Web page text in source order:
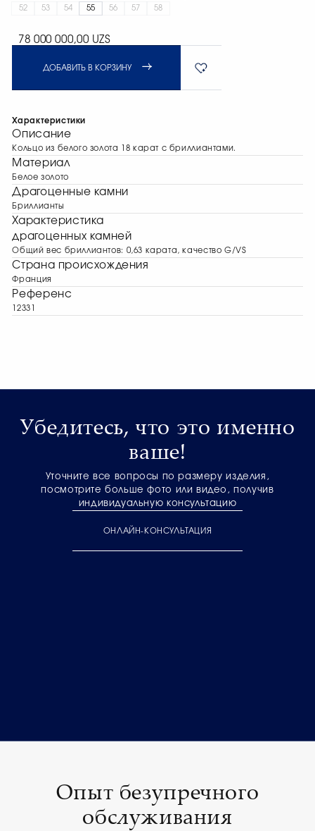
52
53 54 55 56 57 58
78 000 000,00 UZS
ДОБАВИТЬ В КОРЗИНУ
Характеристики
Описание
Кольцо из белого золота 18 карат с бриллиантами.
Материал
Белое золото
Драгоценные камни
Бриллианты
Характеристика
драгоценных камней
Общий вес бриллиантов: 0,63 карата, качество G/VS
Страна происхождения
Франция
Референс
12331
Убедитесь, что это именно
ваше!
Уточните все вопросы по размеру изделия,
посмотрите больше фото или видео, получив
индивидуальную консультацию
ОНЛАЙН-КОНСУЛЬТАЦИЯ
Опыт безупречного
обслуживания